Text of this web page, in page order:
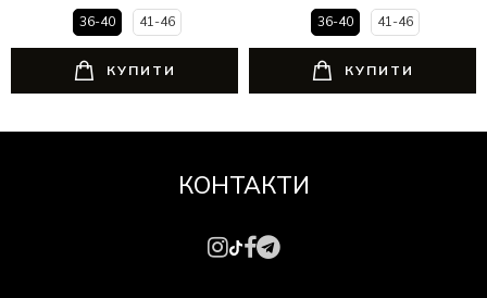
36-40 41-46
КУПИТИ
36-40 41-46
КУПИТИ
КОНТАКТИ